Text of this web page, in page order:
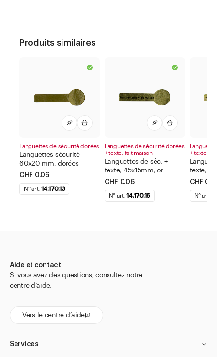
Produits similaires
Languettes de sécurité dorées
Languettes sécurité
60x20 mm, dorées
CHF 0.06
N° art. 14.170.13
Languettes de sécurité dorées
+ texte: fait maison
Languettes de séc. +
texte, 45x15mm, or
CHF 0.06
N° art. 14.170.16
+ texte:
texte,
CHF
N° art.
Aide et contact
Si vous avez des questions, consultez notre
centre d’aide.
Vers le centre d’aide
Services